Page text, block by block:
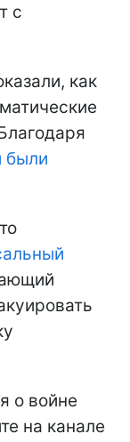
с
как
были
о войне
на канале